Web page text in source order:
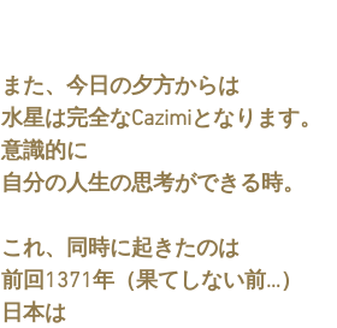
また、今日の夕方からは
水星は完全なCazimiとなります。
意識的に
自分の人生の思考ができる時。
これ、同時に起きたのは
前回1371年（果てしない前…）
日本は